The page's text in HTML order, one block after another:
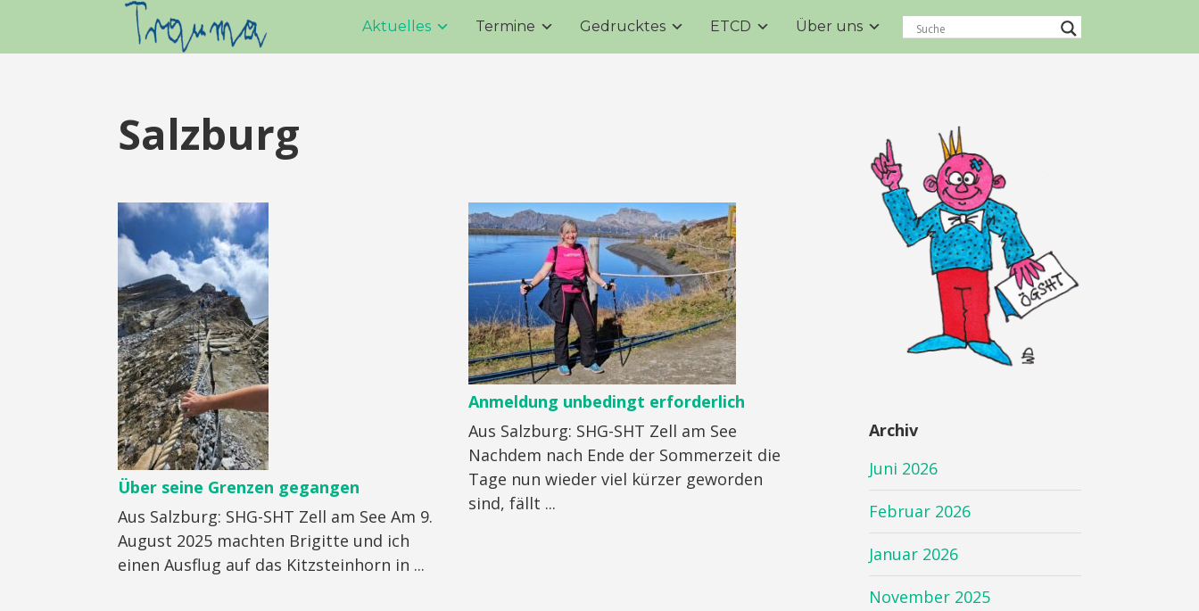
Aktuelles Termine Gedrucktes ETCD Über uns
Salzburg
Über seine Grenzen gegangen
Aus Salzburg: SHG-SHT Zell am See Am 9.
August 2025 machten Brigitte und ich
einen Ausflug auf das Kitzsteinhorn in ...
Anmeldung unbedingt erforderlich
Aus Salzburg: SHG-SHT Zell am See
Nachdem nach Ende der Sommerzeit die
Tage nun wieder viel kürzer geworden
sind, fällt ...
Archiv
Juni 2026
Februar 2026
Januar 2026
November 2025